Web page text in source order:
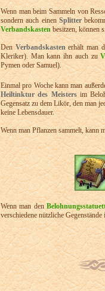
Wenn man beim Sammeln von
sondern auch einenSplitter
Verbandskastenbesitzen, können
DenVerbandskastenerhält man
Kleriker). Man kann ihn auch zu
Pymen oder Samuel).
Einmal pro Woche kann man
Heiltinktur des Meistersim
Gegensatz zu dem Likör, den man
keine Lebensdauer.
Wenn man Pflanzen sammelt, kann
Wenn man den
verschiedene nützliche